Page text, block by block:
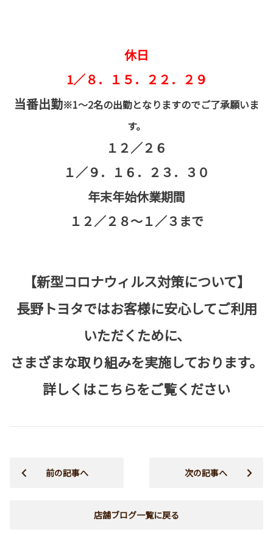
休日
1／８．１５．２２．２９
当番出勤※1～2名の出勤となりますのでご了承願いま
す。
１２／２６
１／９．１６．２３．３０
年末年始休業期間
１２／２８～１／３まで
【新型コロナウィルス対策について】
長野トヨタではお客様に安心してご利用
いただくために、
さまざまな取り組みを実施しております。
詳しくはこちらをご覧ください
前の記事へ
店舗ブログ一覧に戻る
次の記事へ